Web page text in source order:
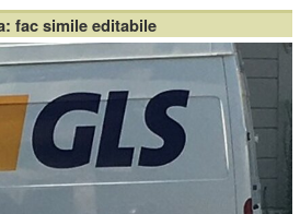
sapere se è stato recapitato opp...
fac simile editabile